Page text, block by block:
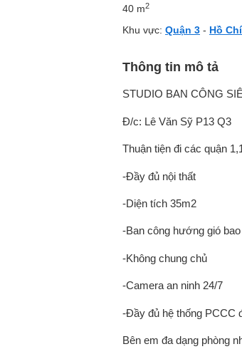
40 m2
Khu vực: Quận 3 - Hồ
Thông tin mô tả
STUDIO BAN CÔNG
Đ/c: Lê Văn Sỹ P13 Q3
Thuận tiện đi các quận
-Đầy đủ nội thất
-Diện tích 35m2
-Ban công hướng gió
-Không chung chủ
-Camera an ninh 24/7
-Đầy đủ hệ thống PCCC
Bên em đa dạng phòng